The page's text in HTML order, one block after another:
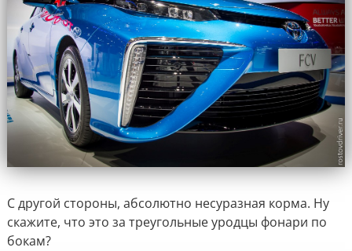
С другой стороны, абсолютно несуразная корма. Ну
скажите, что это за треугольные уродцы фонари по
бокам?